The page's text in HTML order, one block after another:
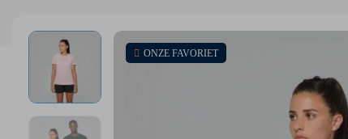
ONZE FAVORIET